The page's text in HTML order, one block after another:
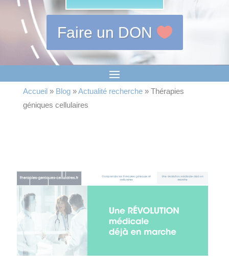
Faire un DON
Accueil» Blog»Actualité recherche» Thérapies
géniques cellulaires